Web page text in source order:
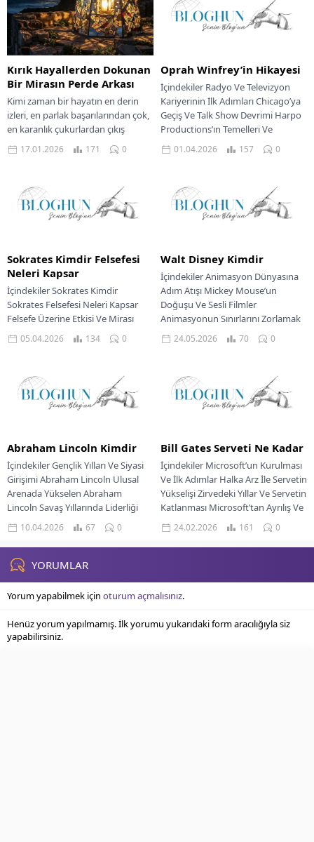
Kırık Hayallerden Dokunan
Bir Mirasın Perde Arkası
Kimi zaman bir hayatın en derin
izleri, en parlak başarılarından çok,
en karanlık çukurlardan çıkış
çabalarında gizlidir. O ruh da,...
17.01.2026 171 0
Oprah Winfrey’in Hikayesi
İçindekiler Radyo Ve Televizyon
Kariyerinin İlk Adımları Chicago’ya
Geçiş Ve Talk Show Devrimi Harpo
Productions’ın Temelleri Ve
Yükseliş Medya
İmparatorluğunun...
01.04.2026 157 0
Sokrates Kimdir Felsefesi
Neleri Kapsar
İçindekiler Sokrates Kimdir
Sokrates Felsefesi Neleri Kapsar
Felsefe Üzerine Etkisi Ve Mirası
Atina Mahkemesinde Yargılanması
Sokrates’in Son Günleri Ve Ölümü...
05.04.2026 134 0
Walt Disney Kimdir
İçindekiler Animasyon Dünyasına
Adım Atışı Mickey Mouse’un
Doğuşu Ve Sesli Filmler
Animasyonun Sınırlarını Zorlamak
Animasyonun Zaferi Eğlence
İmparatorluğunun Kuruluşu Bir...
24.05.2026 70 0
Abraham Lincoln Kimdir
İçindekiler Gençlik Yılları Ve Siyasi
Girişimi Abraham Lincoln Ulusal
Arenada Yükselen Abraham
Lincoln Savaş Yıllarında Liderliği
Abraham Lincoln Birliğin Zaferi...
10.04.2026 67 0
Bill Gates Serveti Ne Kadar
İçindekiler Microsoft’un Kurulması
Ve İlk Adımlar Halka Arz İle Servetin
Yükselişi Zirvedeki Yıllar Ve Servetin
Katlanması Microsoft’tan Ayrılış Ve
Yeni...24.02.2026 161 0
YORUMLAR
Yorum yapabilmek için oturum açmalısınız.
Henüz yorum yapılmamış. İlk yorumu yukarıdaki form aracılığıyla siz
yapabilirsiniz.